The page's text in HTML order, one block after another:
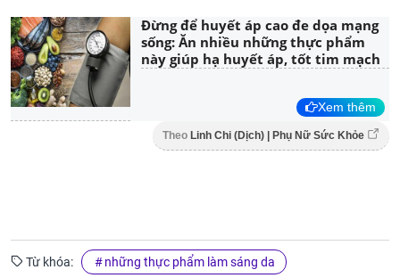
Đừng để huyết áp cao đe dọa mạng
sống: Ăn nhiều những thực phẩm
này giúp hạ huyết áp, tốt tim mạch
Xem thêm
Theo Linh Chi (Dịch) | Phụ Nữ Sức Khỏe
Từ khóa: những thực phẩm làm sáng da